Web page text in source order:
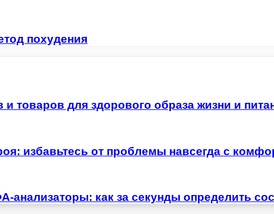
похудения
и товаров для здорового образа жизни и
избавьтесь от проблемы навсегда с
анализаторы: как за секунды определить